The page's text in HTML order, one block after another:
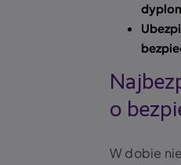
o
W dobie